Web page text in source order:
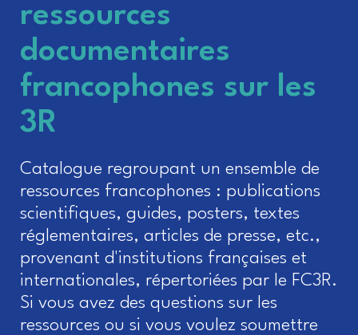
ressources
documentaires
francophones sur les
3R
Catalogue regroupant un ensemble de
ressources francophones : publications
scientifiques, guides, posters, textes
réglementaires, articles de presse, etc.,
provenant d'institutions françaises et
internationales, répertoriées par le FC3R.
Si vous avez des questions sur les
ressources ou si vous voulez soumettre